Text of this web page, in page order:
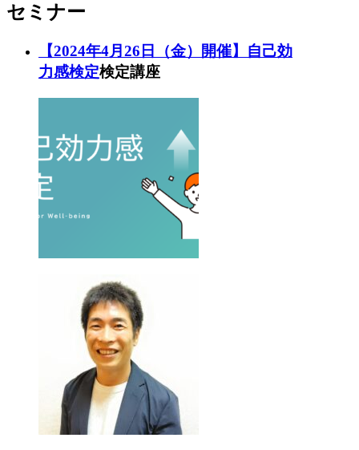
セミナー
【2024年4月26日（金）開催】自己効
力感検定検定講座